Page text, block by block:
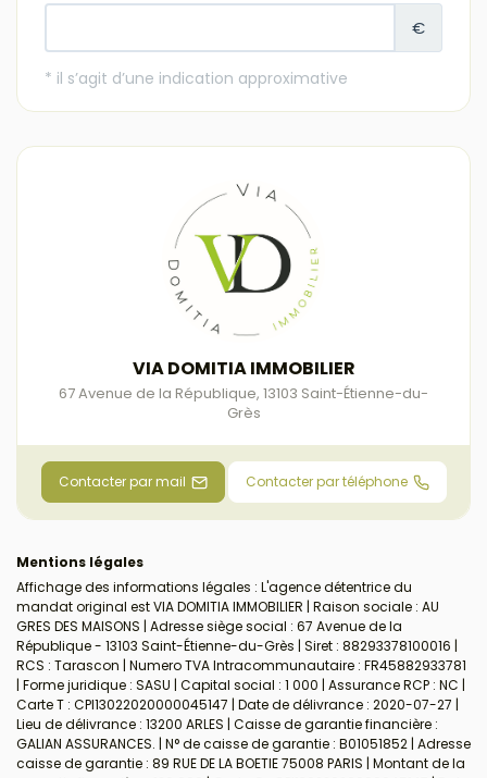
VIA DOMITIA IMMOBILIER
67 Avenue de la République, 13103 Saint-Étienne-du-
Grès
Contacter par mail Contacter par téléphone
Mentions légales
Affichage des informations légales : L'agence détentrice du
mandat original est VIA DOMITIA IMMOBILIER | Raison sociale : AU
GRES DES MAISONS | Adresse siège social : 67 Avenue de la
République - 13103 Saint-Étienne-du-Grès | Siret : 88293378100016 |
RCS : Tarascon | Numero TVA Intracommunautaire : FR45882933781
| Forme juridique : SASU | Capital social : 1 000 | Assurance RCP : NC |
Carte T : CPI13022020000045147 | Date de délivrance : 2020-07-27 |
Lieu de délivrance : 13200 ARLES | Caisse de garantie financière :
GALIAN ASSURANCES. | N° de caisse de garantie : B01051852 | Adresse
caisse de garantie : 89 RUE DE LA BOETIE 75008 PARIS | Montant de la